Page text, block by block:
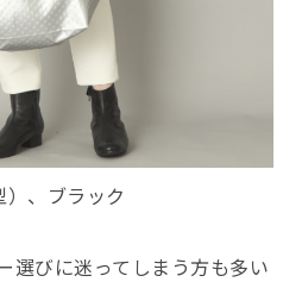
、ブラック
選びに迷ってしまう方も多い